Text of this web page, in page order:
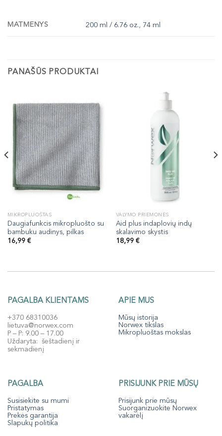
MATMENYS 200 ml / 6.76 oz., 74 ml
PANAŠŪS PRODUKTAI
MIKROPLUOŠTAS
Daugiafunkcis mikropluošto su
bambuku audinys, pilkas
16,99 €
VALYMO PRIEMONĖS
Aid plus indaplovių indų
skalavimo skystis
18,99 €
PAGALBA KLIENTAMS
+370 68310036
lietuva@norwex.com
P – P: 9.00 – 17.00
Uždaryta: šeštadienį ir
sekmadienį
APIE MUS
Mūsų istorija
Norwex tikslas
Mikropluoštas mokslas
PAGALBA
Susisiekite su mumi
Pristatymas
Prekės garantija
Slapukų politika
PRISIJUNK PRIE MŪSŲ
Prisijunk prie mūsų
Suorganizuokite Norwex
vakarėlį